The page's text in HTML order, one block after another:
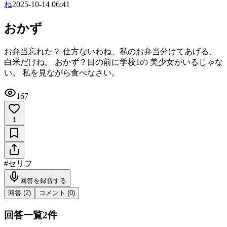
ね2025-10-14 06:41
おかず
お弁当忘れた？ 仕方ないわね、私のお弁当分けてあげる、
白米だけね。 おかず？目の前に学校1の 美少女がいるじゃな
い。 私を見ながら食べなさい。
167
1
#セリフ
回答を録音する
回答 (2) コメント (0)
回答一覧2件